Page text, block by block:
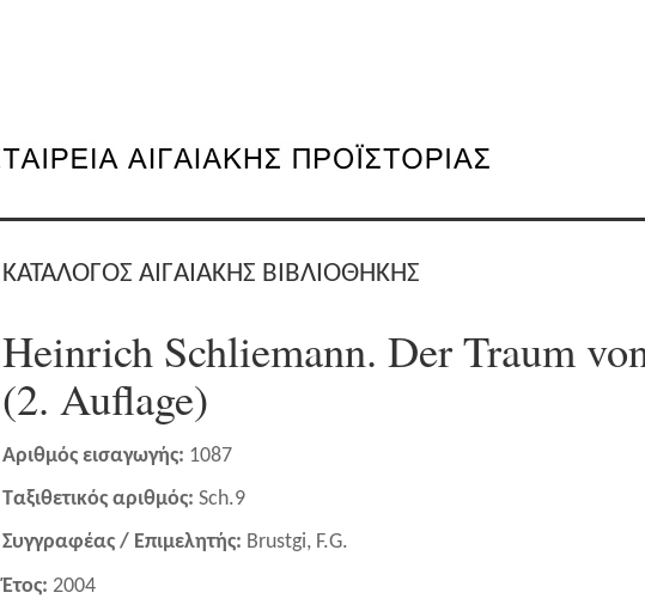
ΚΑΤΑΛΟΓΟΣ ΑΙΓΑΙΑΚΗΣ ΒΙΒΛΙΟΘΗΚΗΣ
Heinrich Schliemann. Der Traum
(2. Auflage)
Αριθμός εισαγωγής: 1087
Ταξιθετικός αριθμός: Sch.9
Συγγραφέας / Επιμελητής: Brustgi, F.G.
Έτος: 2004